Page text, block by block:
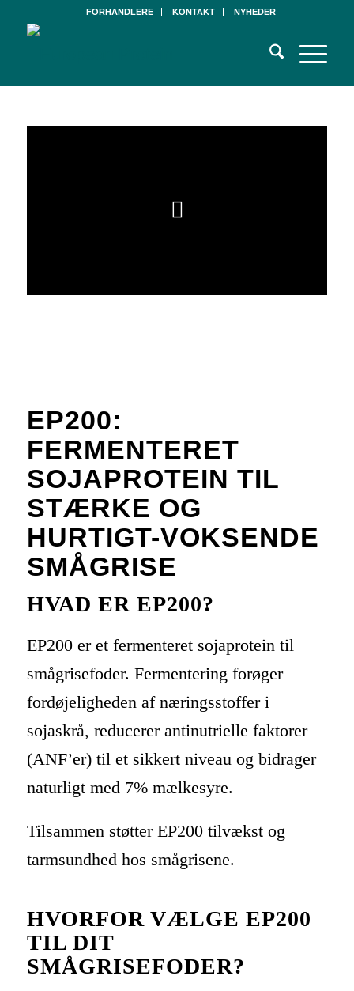
FORHANDLERE KONTAKT NYHEDER
EP200:
FERMENTERET
SOJAPROTEIN TIL
STÆRKE OG
HURTIGT-VOKSENDE
SMÅGRISE
HVAD ER EP200?
EP200 er et fermenteret sojaprotein til
smågrisefoder. Fermentering forøger
fordøjeligheden af næringsstoffer i
sojaskrå, reducerer antinutrielle faktorer
(ANF’er) til et sikkert niveau og bidrager
naturligt med 7% mælkesyre.
Tilsammen støtter EP200 tilvækst og
tarmsundhed hos smågrisene.
HVORFOR VÆLGE EP200
TIL DIT
SMÅGRISEFODER?